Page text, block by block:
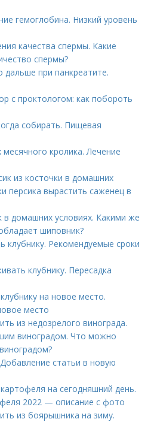
гемоглобина. Низкий уровень
качества спермы. Какие
спермы?
при панкреатите.
с проктологом: как побороть
собирать. Пищевая
кролика. Лечение
из косточки в домашних
персика вырастить саженец в
в домашних условиях. Какими же
шиповник?
клубнику. Рекомендуемые сроки
клубнику. Пересадка
на новое место.
место
из недозрелого винограда.
виноградом. Что можно
статьи в новую
на сегодняшний день.
2022 — описание с фото
из боярышника на зиму.